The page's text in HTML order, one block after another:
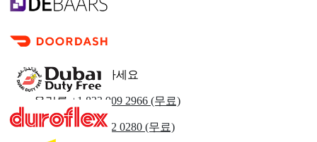
관련된 보고서
보석 시장
우리에게 연락하세요
우리를 +1 833 909 2966 (무료)
영국+44 808 502 0280 (무료)